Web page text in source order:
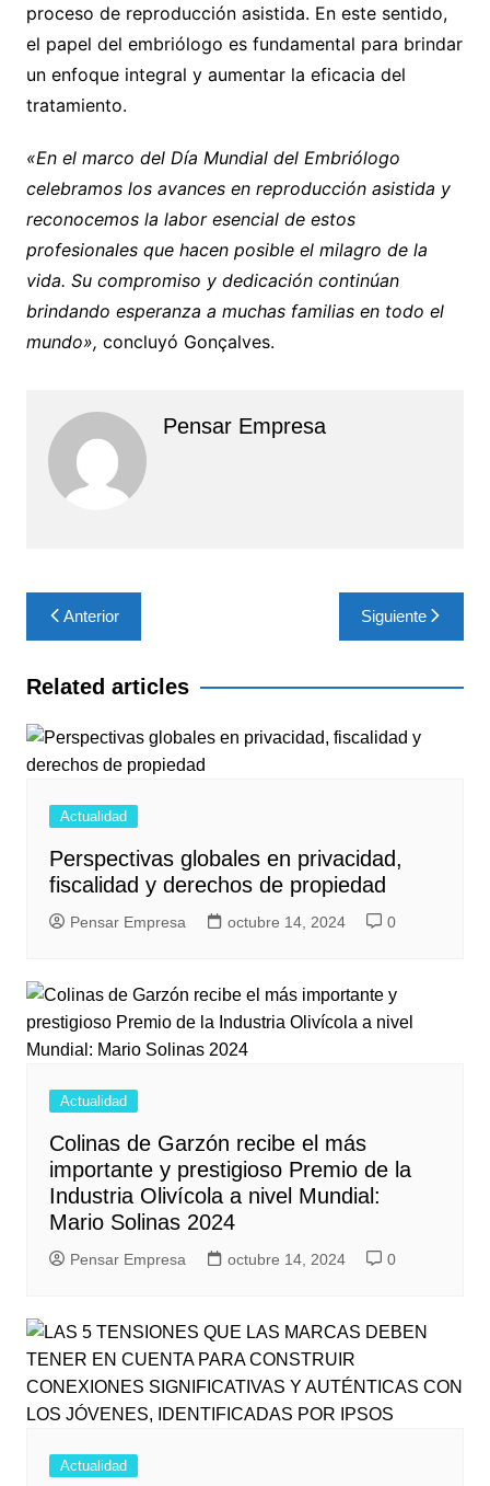
proceso de reproducción asistida. En este sentido,
el papel del embriólogo es fundamental para brindar
un enfoque integral y aumentar la eficacia del
tratamiento.
«En el marco del Día Mundial del Embriólogo
celebramos los avances en reproducción asistida y
reconocemos la labor esencial de estos
profesionales que hacen posible el milagro de la
vida. Su compromiso y dedicación continúan
brindando esperanza a muchas familias en todo el
mundo», concluyó Gonçalves.
Pensar Empresa
Navegación
de
entradas
Anterior Siguiente
Related articles
Actualidad
Perspectivas globales en privacidad,
fiscalidad y derechos de propiedad
Pensar Empresa octubre 14, 2024 0
Actualidad
Colinas de Garzón recibe el más
importante y prestigioso Premio de la
Industria Olivícola a nivel Mundial:
Mario Solinas 2024
Pensar Empresa octubre 14, 2024 0
Actualidad